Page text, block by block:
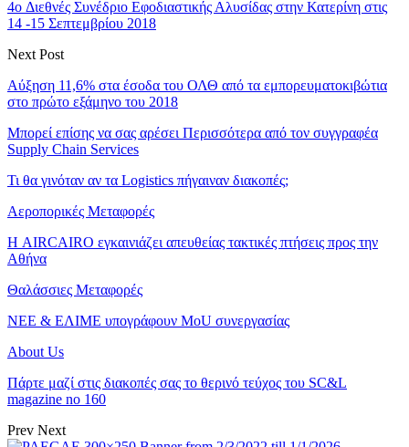
4o Διεθνές Συνέδριο Εφοδιαστικής Αλυσίδας στην Κατερίνη στις
14 -15 Σεπτεμβρίου 2018
Next Post
Αύξηση 11,6% στα έσοδα του ΟΛΘ από τα εμπορευματοκιβώτια
στο πρώτο εξάμηνο του 2018
Μπορεί επίσης να σας αρέσει Περισσότερα από τον συγγραφέα
Supply Chain Services
Τι θα γινόταν αν τα Logistics πήγαιναν διακοπές;
Αεροπορικές Μεταφορές
Η AIRCAIRO εγκαινιάζει απευθείας τακτικές πτήσεις προς την
Αθήνα
Θαλάσσιες Μεταφορές
ΝΕΕ & ΕΛΙΜΕ υπογράφουν MoU συνεργασίας
About Us
Πάρτε μαζί στις διακοπές σας το θερινό τεύχος του SC&L
magazine no 160
Prev Next